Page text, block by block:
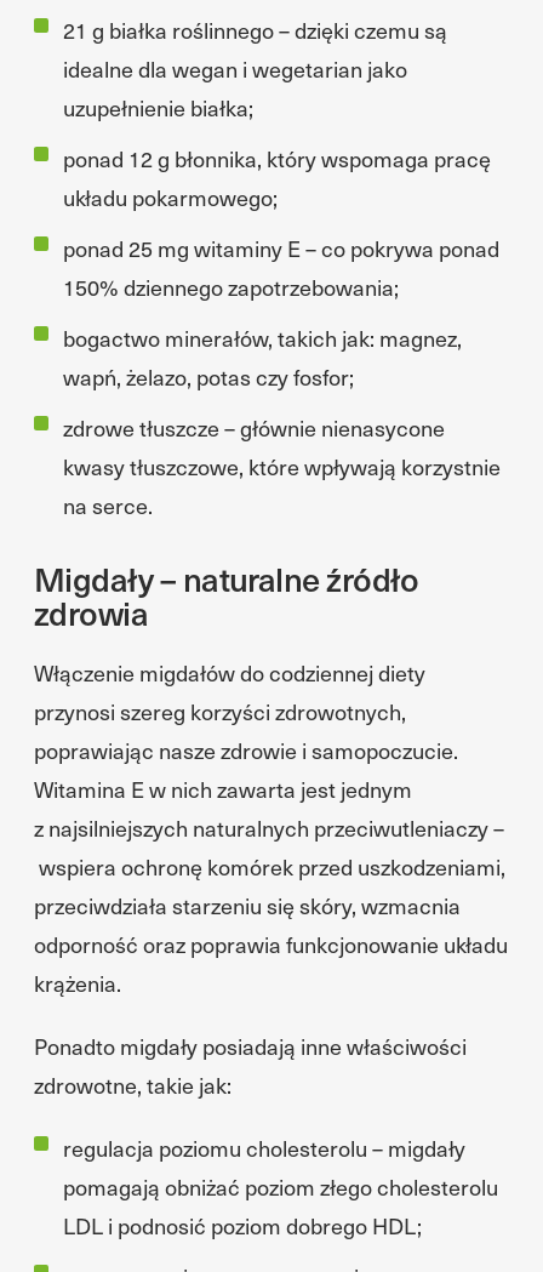
21 g białka roślinnego – dzięki czemu są
idealne dla wegan i wegetarian jako
uzupełnienie białka;
ponad 12 g błonnika, który wspomaga pracę
układu pokarmowego;
ponad 25 mg witaminy E – co pokrywa ponad
150% dziennego zapotrzebowania;
bogactwo minerałów, takich jak: magnez,
wapń, żelazo, potas czy fosfor;
zdrowe tłuszcze – głównie nienasycone
kwasy tłuszczowe, które wpływają korzystnie
na serce.
Migdały – naturalne źródło
zdrowia
Włączenie migdałów do codziennej diety
przynosi szereg korzyści zdrowotnych,
poprawiając nasze zdrowie i samopoczucie.
Witamina E w nich zawarta jest jednym
z najsilniejszych naturalnych przeciwutleniaczy –
wspiera ochronę komórek przed uszkodzeniami,
przeciwdziała starzeniu się skóry, wzmacnia
odporność oraz poprawia funkcjonowanie układu
krążenia.
Ponadto migdały posiadają inne właściwości
zdrowotne, takie jak:
regulacja poziomu cholesterolu – migdały
pomagają obniżać poziom złego cholesterolu
LDL i podnosić poziom dobrego HDL;